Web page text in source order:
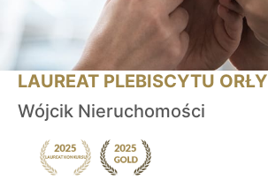
LAUREAT PLEBISCYTU ORŁY
Wójcik Nieruchomości